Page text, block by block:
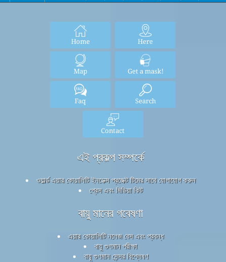
Home Here
Map Get a mask!
Faq Search
Contact
এই প্রকল্প সম্পর্কে
ওয়ার্ল্ড এয়ার কোয়ালিটি ইনডেক্স প্রজেক্ট টিমের সাথে যোগাযোগ করুন
প্রেস এবং মিডিয়া কিট
বায়ু মানের গবেষণা
এয়ার কোয়ালিটি নলেজ বেস এবং প্রবন্ধ
বায়ু গুণমান পরীক্ষা
বায়ু গুণমান সেন্সর বিশ্লেষণ